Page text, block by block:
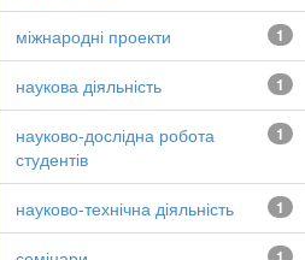
1
міжнародні проекти
1
наукова діяльність
1
науково-дослідна робота
студентів
1
науково-технічна діяльність